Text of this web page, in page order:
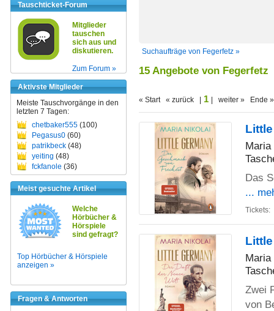
Tauschticket-Forum
Mitglieder
tauschen
sich aus und
diskutieren.
Zum Forum »
Aktivste Mitglieder
Meiste Tauschvorgänge in den
letzten 7 Tagen:
chetbaker555 (100)
Pegasus0 (60)
patrikbeck (48)
yeiting (48)
fckfanole (36)
Meist gesuchte Artikel
Welche
Hörbücher &
Hörspiele
sind gefragt?
Top Hörbücher & Hörspiele
anzeigen »
Fragen & Antworten
Suchaufträge von Fegerfetz »
15 Angebote von Fegerfetz
« Start « zurück | 1 | weiter » Ende »
Das
...
Tickets:
Zwei
von